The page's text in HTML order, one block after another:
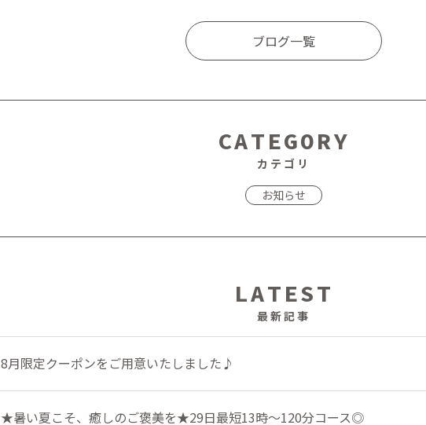
ブログ一覧
CATEGORY
カテゴリ
お知らせ
LATEST
最新記事
8月限定クーポンをご用意いたしました♪
★暑い夏こそ、癒しのご褒美を★29日最短13時～120分コース◎